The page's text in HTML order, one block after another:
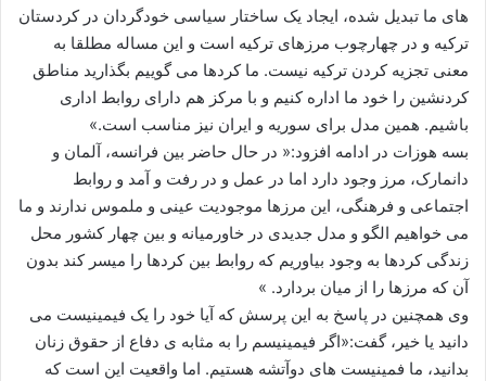
های ما تبدیل شده، ایجاد یک ساختار سیاسی خودگردان در کردستان
ترکیه و در چهارچوب مرزهای ترکیه است و این مساله مطلقا به
معنی تجزیه کردن ترکیه نیست. ما کردها می گوییم بگذارید مناطق
کردنشین را خود ما اداره کنیم و با مرکز هم دارای روابط اداری
باشیم. همین مدل برای سوریه و ایران نیز مناسب است.»
بسه هوزات در ادامه افزود:« در حال حاضر بین فرانسه، آلمان و
دانمارک، مرز وجود دارد اما در عمل و در رفت و آمد و روابط
اجتماعی و فرهنگی، این مرزها موجودیت عینی و ملموس ندارند و ما
می خواهیم الگو و مدل جدیدی در خاورمیانه و بین چهار کشور محل
زندگی کردها به وجود بیاوریم که روابط بین کردها را میسر کند بدون
آن که مرزها را از میان بردارد. »
وی همچنین در پاسخ به این پرسش که آیا خود را یک فیمینیست می
دانید یا خیر، گفت:«اگر فیمینیسم را به مثابه ی دفاع از حقوق زنان
بدانید، ما فمینیست های دوآتشه هستیم. اما واقعیت این است که